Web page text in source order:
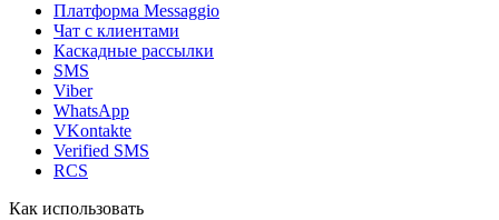
Платформа Messaggio
Чат с клиентами
Каскадные рассылки
SMS
Viber
WhatsApp
VKontakte
Verified SMS
RCS
Как использовать